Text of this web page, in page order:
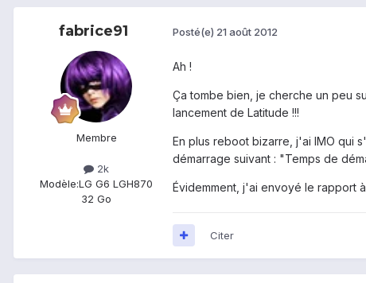
fabrice91
Membre
2k
Modèle:LG G6 LGH870
32 Go
Posté(e) 21 août 2012
Ah !
Ça tombe bien, je cherche un peu
lancement de Latitude !!!
En plus reboot bizarre, j'ai IMO qui
démarrage suivant : "Temps de
Évidemment, j'ai envoyé le rapport à
Citer